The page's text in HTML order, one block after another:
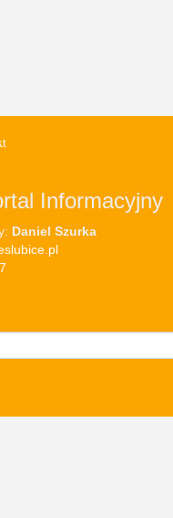
Informacyjny
Daniel Szurka